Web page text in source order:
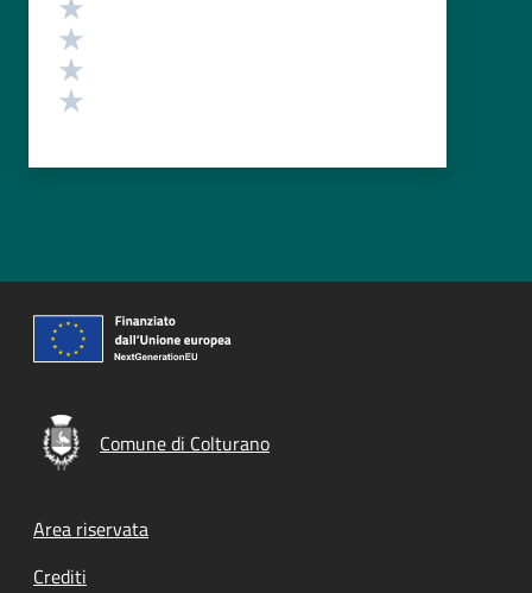
Comune di Colturano
Footer menu
Area riservata
Crediti